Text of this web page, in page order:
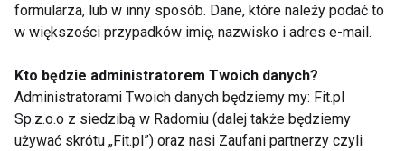
jest twój grill.
www.fit.pl
formularza, lub w inny sposób. Dane, które należy podać to
w większości przypadków imię, nazwisko i adres e-mail.
Kto będzie administratorem Twoich danych?
Administratorami Twoich danych będziemy my: Fit.pl
Sp.z.o.o z siedzibą w Radomiu (dalej także będziemy
używać skrótu „Fit.pl”) oraz nasi Zaufani partnerzy czyli